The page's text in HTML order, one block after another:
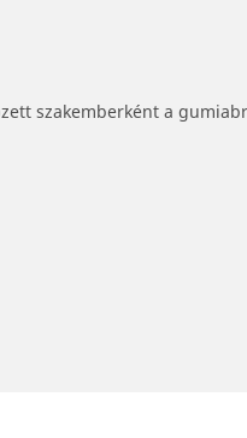
szakemberként a